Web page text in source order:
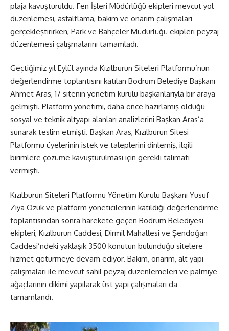
plaja kavuşturuldu. Fen İşleri Müdürlüğü ekipleri mevcut yol
düzenlemesi, asfaltlama, bakım ve onarım çalışmaları
gerçekleştirirken, Park ve Bahçeler Müdürlüğü ekipleri peyzaj
düzenlemesi çalışmalarını tamamladı.
Geçtiğimiz yıl Eylül ayında Kızılburun Siteleri Platformu’nun
değerlendirme toplantısını katılan Bodrum Belediye Başkanı
Ahmet Aras, 17 sitenin yönetim kurulu başkanlarıyla bir araya
gelmişti. Platform yönetimi, daha önce hazırlamış olduğu
sosyal ve teknik altyapı alanları analizlerini Başkan Aras’a
sunarak teslim etmişti. Başkan Aras, Kızılburun Sitesi
Platformu üyelerinin istek ve taleplerini dinlemiş, ilgili
birimlere çözüme kavuşturulması için gerekli talimatı
vermişti.
Kızılburun Siteleri Platformu Yönetim Kurulu Başkanı Yusuf
Ziya Özük ve platform yöneticilerinin katıldığı değerlendirme
toplantısından sonra harekete geçen Bodrum Belediyesi
ekipleri, Kızılburun Caddesi, Dirmil Mahallesi ve Şendoğan
Caddesi’ndeki yaklaşık 3500 konutun bulunduğu sitelere
hizmet götürmeye devam ediyor. Bakım, onarım, alt yapı
çalışmaları ile mevcut sahil peyzaj düzenlemeleri ve palmiye
ağaçlarının dikimi yapılarak üst yapı çalışmaları da
tamamlandı.